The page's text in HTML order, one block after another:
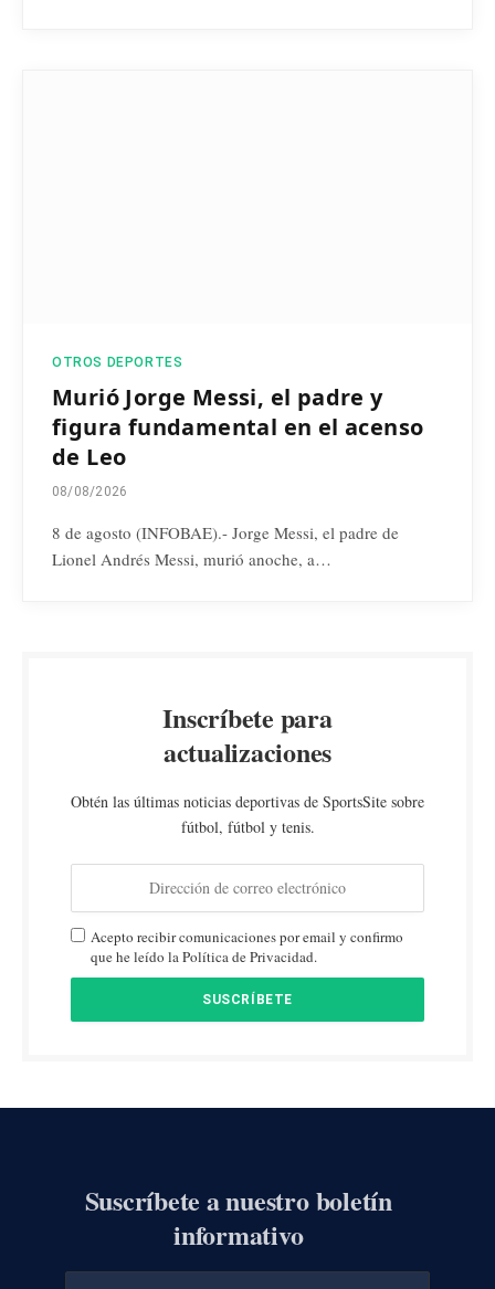
OTROS DEPORTES
Murió Jorge Messi, el padre y
figura fundamental en el acenso
de Leo
08/08/2026
8 de agosto (INFOBAE).- Jorge Messi, el padre de
Lionel Andrés Messi, murió anoche, a…
Inscríbete para
actualizaciones
Obtén las últimas noticias deportivas de SportsSite sobre
fútbol, fútbol y tenis.
Acepto recibir comunicaciones por email y confirmo
que he leído la Política de Privacidad.
Suscríbete a nuestro boletín
informativo